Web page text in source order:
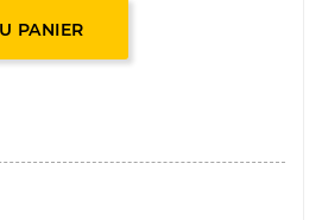
PANIER